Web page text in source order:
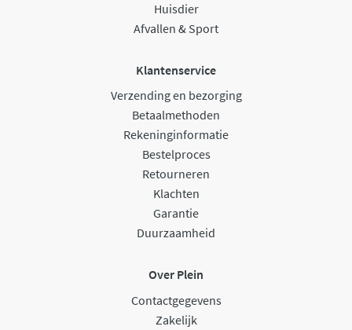
Huisdier
Afvallen & Sport
Klantenservice
Verzending en bezorging
Betaalmethoden
Rekeninginformatie
Bestelproces
Retourneren
Klachten
Garantie
Duurzaamheid
Over Plein
Contactgegevens
Zakelijk